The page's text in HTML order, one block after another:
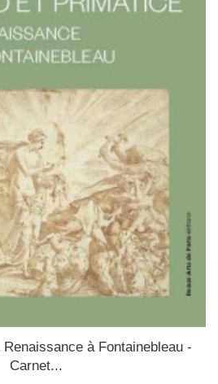
à Fontainebleau -
Carnet...